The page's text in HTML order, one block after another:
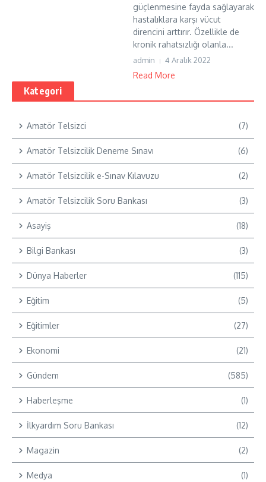
güçlenmesine fayda sağlayarak
hastalıklara karşı vücut
direncini arttırır. Özellikle de
kronik rahatsızlığı olanla...
admin 4 Aralık 2022
Read More
Kategori
Amatör Telsizci (7)
Amatör Telsizcilik Deneme Sınavı (6)
Amatör Telsizcilik e-Sınav Kılavuzu (2)
Amatör Telsizcilik Soru Bankası (3)
Asayiş (18)
Bilgi Bankası (3)
Dünya Haberler (115)
Eğitim (5)
Eğitimler (27)
Ekonomi (21)
Gündem (585)
Haberleşme (1)
İlkyardım Soru Bankası (12)
Magazin (2)
Medya (1)